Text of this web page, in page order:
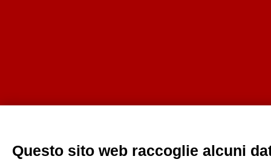
Questo sito web raccoglie alcuni